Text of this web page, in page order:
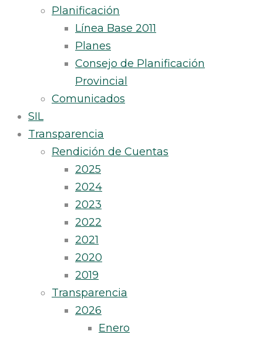
Planificación
Línea Base 2011
Planes
Consejo de Planificación
Provincial
Comunicados
SIL
Transparencia
Rendición de Cuentas
2025
2024
2023
2022
2021
2020
2019
Transparencia
2026
Enero